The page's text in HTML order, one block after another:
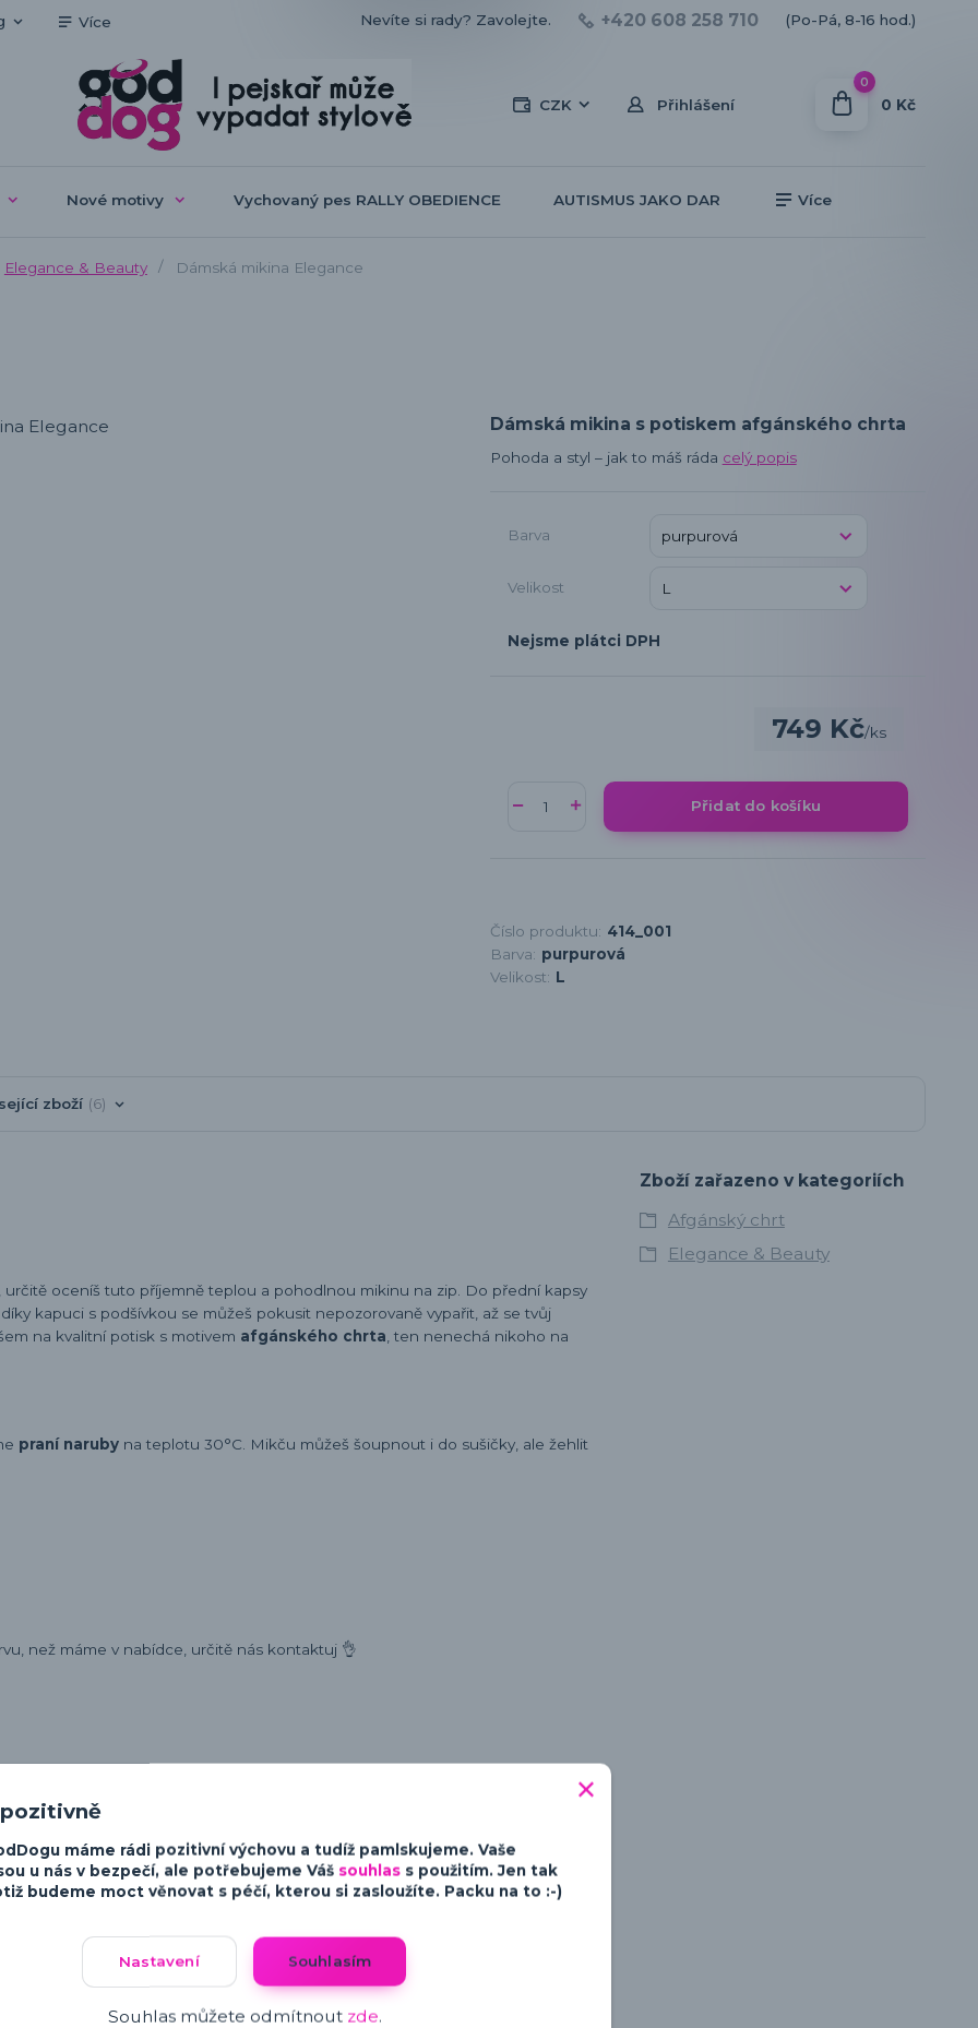
Více
CZK Přihlášení
Nevíte si rady? Zavolejte. +420 608 258 710 (Po-Pá, 8-16 hod.)
0
0 Kč
Nové motivy Vychovaný pes RALLY OBEDIENCE AUTISMUS JAKO DAR Více
Elegance & Beauty Dámská mikina Elegance
Dámská mikina s potiskem afgánského chrta
Pohoda a styl – jak to máš ráda celý popis
Barva
Velikost
Nejsme plátci DPH
749 Kč/ks
Přidat do košíku
Číslo produktu: 414_001
Barva: purpurová
Velikost: L
zboží 6
určitě oceníš tuto příjemně teplou a pohodlnou mikinu na zip. Do přední kapsy
díky kapuci s podšívkou se můžeš pokusit nepozorovaně vypařit, až se tvůj
na kvalitní potisk s motivem afgánského chrta , ten nenechá nikoho na
praní naruby na teplotu 30°C. Mikču můžeš šoupnout i do sušičky, ale žehlit
než máme v nabídce, určitě nás kontaktuj 👌
a charakter psů. Od minimalistických a moderních designů po vtipné a hravé
ke psům.
Zboží zařazeno v kategoriích
Afgánský chrt
Elegance & Beauty
máme rádi pozitivní výchovu a tudíž pamlskujeme. Vaše
u nás v bezpečí, ale potřebujeme Váš souhlas s použitím. Jen tak
budeme moct věnovat s péčí, kterou si zasloužíte. Packu na to :-)
Nastavení Souhlasím
Souhlas můžete odmítnout zde.